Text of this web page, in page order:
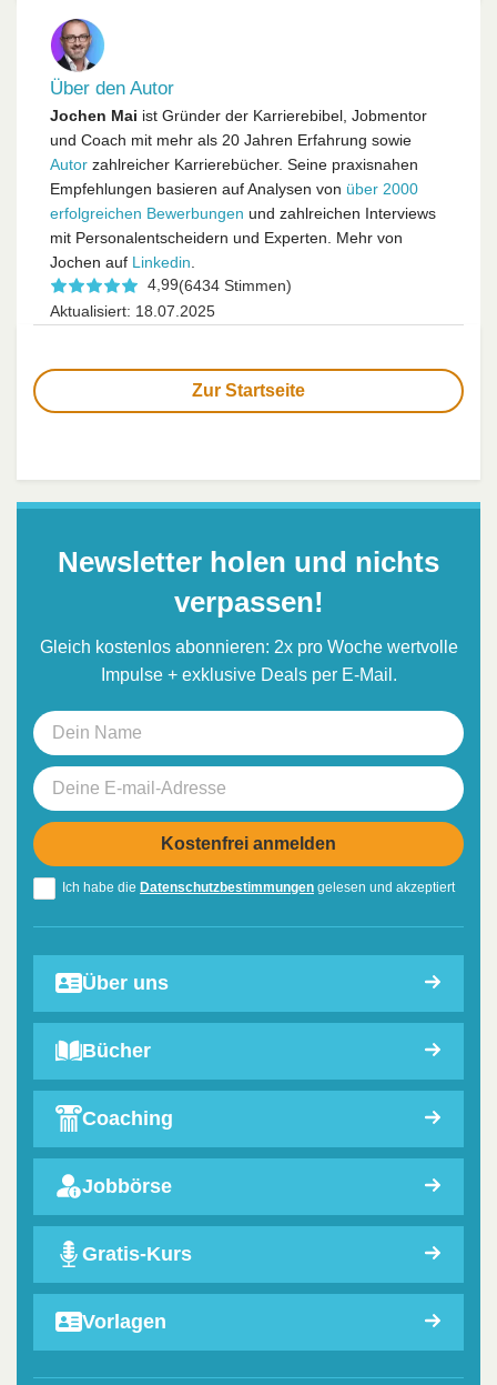
Über den Autor
Jochen Mai ist Gründer der Karrierebibel, Jobmentor
und Coach mit mehr als 20 Jahren Erfahrung sowie
Autor zahlreicher Karrierebücher. Seine praxisnahen
Empfehlungen basieren auf Analysen von über 2000
erfolgreichen Bewerbungen und zahlreichen Interviews
mit Personalentscheidern und Experten. Mehr von
Jochen auf Linkedin
4,99(6434 Stimmen)
Aktualisiert: 18.07.2025
Zur Startseite
Newsletter holen und nichts
verpassen!
Gleich kostenlos abonnieren: 2x pro Woche wertvolle
Impulse + exklusive Deals per E-Mail.
Ich habe die Datenschutzbestimmungen gelesen und akzeptiert
Über uns
Bücher
Coaching
Jobbörse
Gratis-Kurs
Vorlagen